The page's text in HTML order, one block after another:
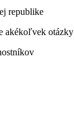
republike
akékoľvek otázky